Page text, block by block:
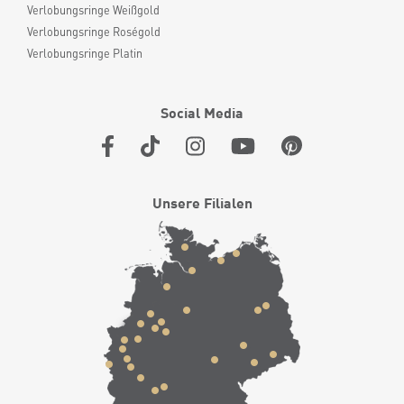
Verlobungsringe Weißgold
Verlobungsringe Roségold
Verlobungsringe Platin
Social Media
Unsere Filialen